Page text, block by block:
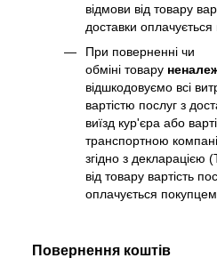
відмови від товару
доставки оплачується
При поверненні чи
обміні товару
відшкодовуємо всі
вартістю послуг з
виїзд кур'єра або
транспортною
згідно з декларацією
від товару вартість
оплачується
Повернення коштів